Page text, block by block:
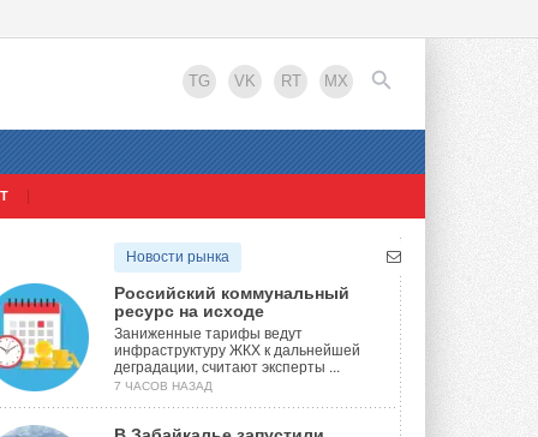
TG VK RT MX
EN
Новости рынка
Российский коммунальный
ресурс на исходе
Заниженные тарифы ведут
инфраструктуру ЖКХ к дальнейшей
деградации, считают эксперты ...
7 ЧАСОВ НАЗАД